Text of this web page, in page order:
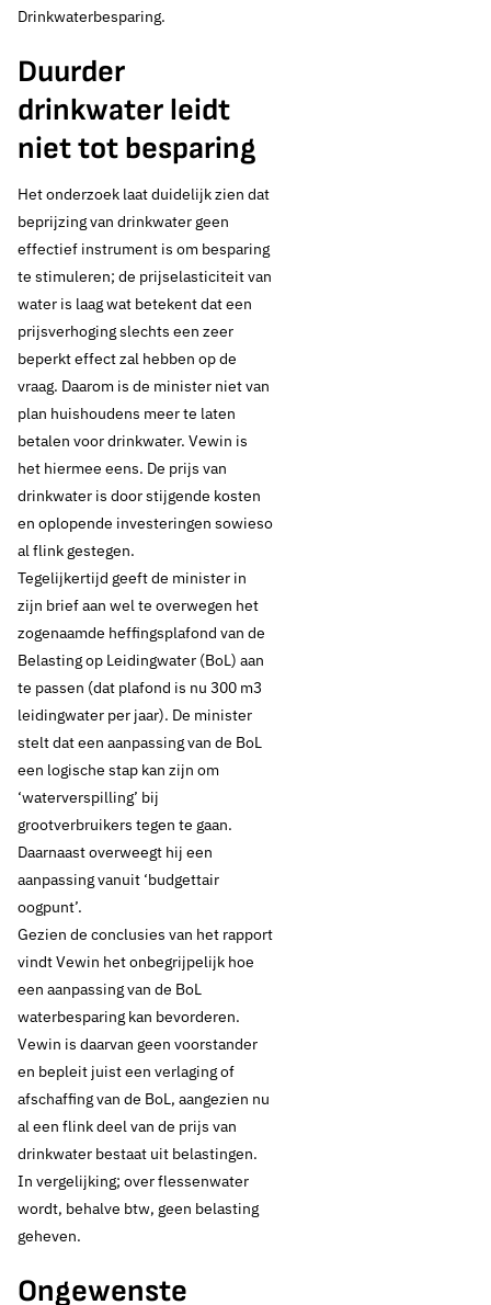
Drinkwater zwaarder
belasten is niet
11 november 2024 Nieuws
Drinkwaterbesparing.
Duurder
drinkwater leidt
niet tot besparing
Het onderzoek laat duidelijk zien dat
beprijzing van drinkwater geen
effectief instrument is om besparing
te stimuleren; de prijselasticiteit van
water is laag wat betekent dat een
prijsverhoging slechts een zeer
beperkt effect zal hebben op de
vraag. Daarom is de minister niet van
plan huishoudens meer te laten
betalen voor drinkwater. Vewin is
het hiermee eens. De prijs van
drinkwater is door stijgende kosten
en oplopende investeringen sowieso
al flink gestegen.
Tegelijkertijd geeft de minister in
zijn brief aan wel te overwegen het
zogenaamde heffingsplafond van de
Belasting op Leidingwater (BoL) aan
te passen (dat plafond is nu 300 m3
leidingwater per jaar). De minister
stelt dat een aanpassing van de BoL
een logische stap kan zijn om
‘waterverspilling’ bij
grootverbruikers tegen te gaan.
Daarnaast overweegt hij een
aanpassing vanuit ‘budgettair
oogpunt’.
Gezien de conclusies van het rapport
vindt Vewin het onbegrijpelijk hoe
een aanpassing van de BoL
waterbesparing kan bevorderen.
Vewin is daarvan geen voorstander
en bepleit juist een verlaging of
afschaffing van de BoL, aangezien nu
al een flink deel van de prijs van
drinkwater bestaat uit belastingen.
In vergelijking; over flessenwater
wordt, behalve btw, geen belasting
geheven.
Ongewenste